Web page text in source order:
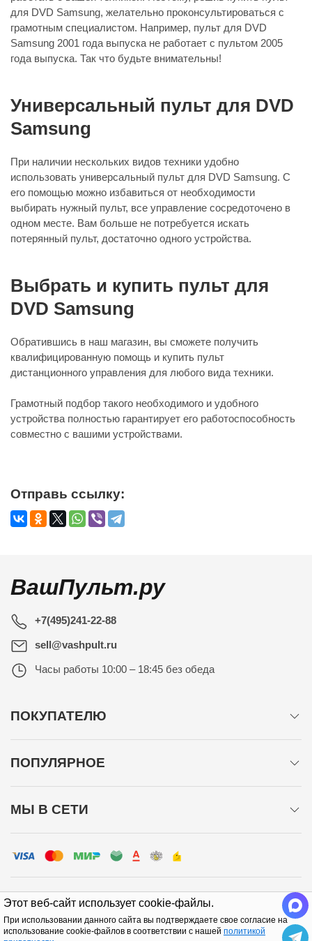
Этот веб-сайт использует cookie-файлы.
При использовании данного сайта вы подтверждаете свое согласие на
использование cookie-файлов в соответствии с нашей политикой
для DVD Samsung, желательно проконсультироваться с
грамотным специалистом. Например, пульт для DVD
Samsung 2001 года выпуска не работает с пультом 2005
года выпуска. Так что будьте внимательны!
Универсальный пульт для DVD
Samsung
При наличии нескольких видов техники удобно
использовать универсальный пульт для DVD Samsung. С
его помощью можно избавиться от необходимости
выбирать нужный пульт, все управление сосредоточено в
одном месте. Вам больше не потребуется искать
потерянный пульт, достаточно одного устройства.
Выбрать и купить пульт для
DVD Samsung
Обратившись в наш магазин, вы сможете получить
квалифицированную помощь и купить пульт
дистанционного управления для любого вида техники.
Грамотный подбор такого необходимого и удобного
устройства полностью гарантирует его работоспособность
совместно с вашими устройствами.
Отправь ссылку:
ВашПульт.ру
+7(495)241-22-88
sell@vashpult.ru
Часы работы 10:00 – 18:45 без обеда
ПОКУПАТЕЛЮ
ПОПУЛЯРНОЕ
МЫ В СЕТИ
Политика конфиденциальности